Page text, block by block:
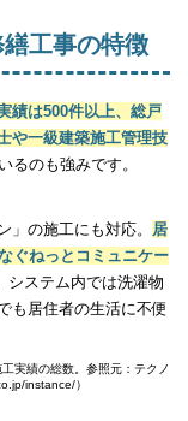
工事の特徴
績は500件以上、総戸
や一級建築施工管理技
るのも強みです。
」の施工にも対応。 居
ぐねっとコミュニケー
システム内では洗濯物
も居住者の生活に不便
実績の総数。参照元：テクノ
instance/）